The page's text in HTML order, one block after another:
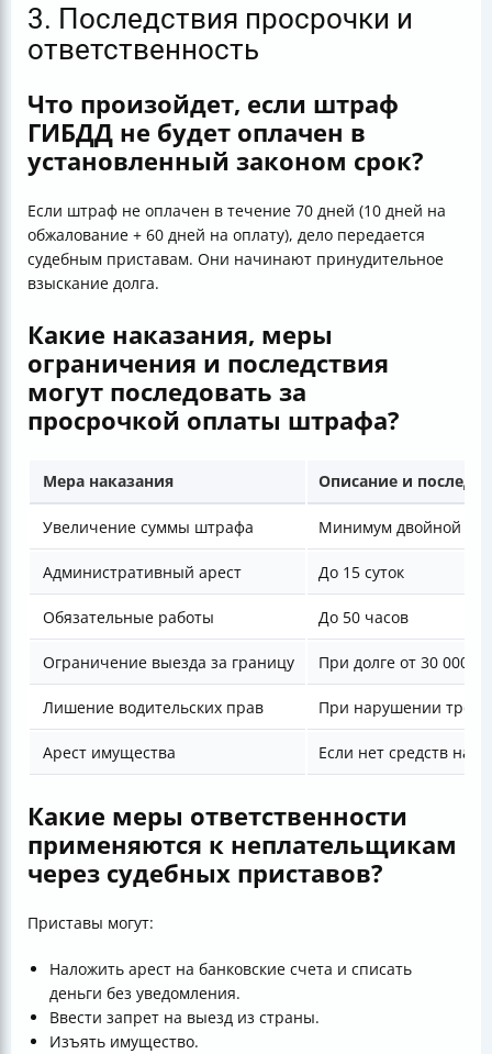
3. Последствия просрочки и
ответственность
Что произойдет, если штраф
ГИБДД не будет оплачен в
установленный законом срок?
Если штраф не оплачен в течение 70 дней (10 дней на
обжалование + 60 дней на оплату), дело передается
судебным приставам. Они начинают принудительное
взыскание долга.
Какие наказания, меры
ограничения и последствия
могут последовать за
просрочкой оплаты штрафа?
Мера наказания Описание и
Увеличение суммы штрафа Минимум двойной
Административный арест До 15 суток
Обязательные работы До 50 часов
Ограничение выезда за границу При долге от 30 000 ₽
Лишение водительских прав При нарушении
Арест имущества Если нет средств на
Какие меры ответственности
применяются к неплательщикам
через судебных приставов?
Приставы могут:
Наложить арест на банковские счета и списать
деньги без уведомления.
Ввести запрет на выезд из страны.
Изъять имущество.